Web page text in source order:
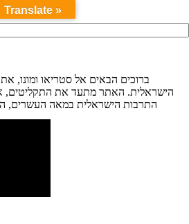
ברוכים הבאים אל סטריאו ומונו,
הישראלית. האתר מתעד את התקליטים,
התרבות הישראלית במאה העשרים,
Translate »